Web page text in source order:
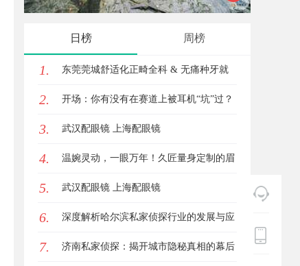
日榜 周榜
1. 东莞莞城舒适化正畸全科 & 无痛种牙就
诊避坑攻略
2. 开场：你有没有在赛道上被耳机“坑”过？
3. 武汉配眼镜 上海配眼镜
4. 温婉灵动，一眼万年！久匠量身定制的眉
眼唇，才是你整张脸的点睛之笔！淡颜系
女生的气质加分项
5. 武汉配眼镜 上海配眼镜
6. 深度解析哈尔滨私家侦探行业的发展与应
用现状
7. 济南私家侦探：揭开城市隐秘真相的幕后